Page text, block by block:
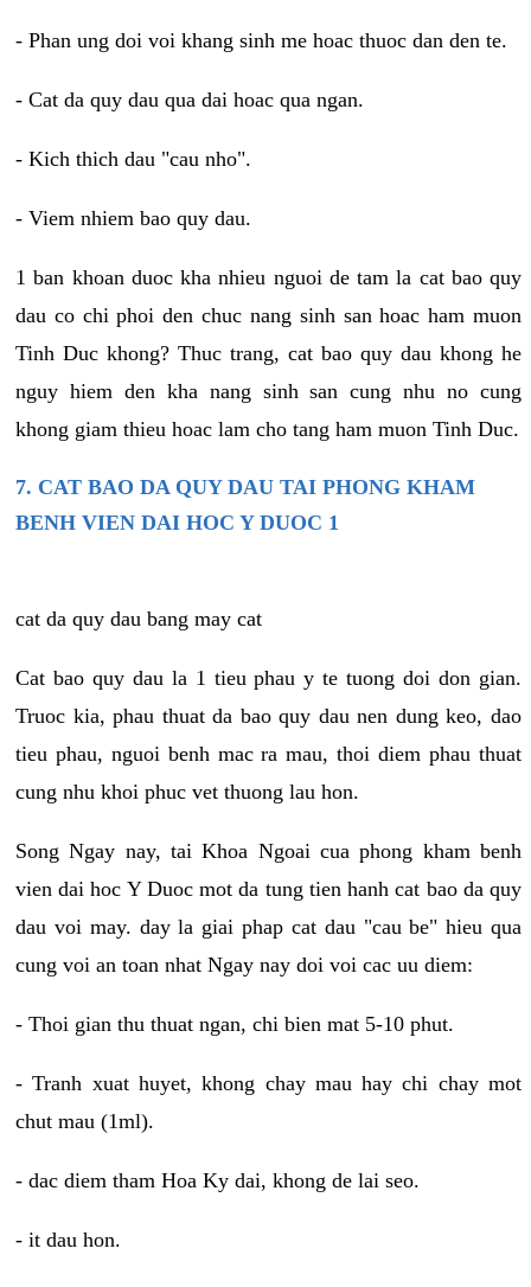
- Phan ung doi voi khang sinh me hoac thuoc dan den te.
- Cat da quy dau qua dai hoac qua ngan.
- Kich thich dau "cau nho".
- Viem nhiem bao quy dau.
1 ban khoan duoc kha nhieu nguoi de tam la cat bao quy
dau co chi phoi den chuc nang sinh san hoac ham muon
Tinh Duc khong? Thuc trang, cat bao quy dau khong he
nguy hiem den kha nang sinh san cung nhu no cung
khong giam thieu hoac lam cho tang ham muon Tinh Duc.
7. CAT BAO DA QUY DAU TAI PHONG KHAM
BENH VIEN DAI HOC Y DUOC 1
cat da quy dau bang may cat
Cat bao quy dau la 1 tieu phau y te tuong doi don gian.
Truoc kia, phau thuat da bao quy dau nen dung keo, dao
tieu phau, nguoi benh mac ra mau, thoi diem phau thuat
cung nhu khoi phuc vet thuong lau hon.
Song Ngay nay, tai Khoa Ngoai cua phong kham benh
vien dai hoc Y Duoc mot da tung tien hanh cat bao da quy
dau voi may. day la giai phap cat dau "cau be" hieu qua
cung voi an toan nhat Ngay nay doi voi cac uu diem:
- Thoi gian thu thuat ngan, chi bien mat 5-10 phut.
- Tranh xuat huyet, khong chay mau hay chi chay mot
chut mau (1ml).
- dac diem tham Hoa Ky dai, khong de lai seo.
- it dau hon.